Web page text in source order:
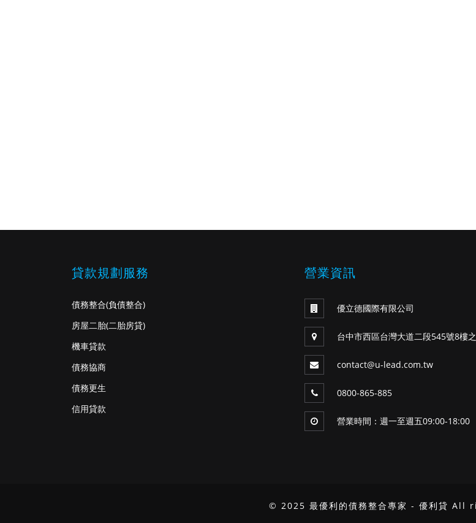
貸款規劃服務
債務整合(負債整合)
房屋二胎(二胎房貸)
機車貸款
債務協商
債務更生
信用貸款
營業資訊
優立德國際有限公司
台中市西區台灣大道二段545號8樓
contact@u-lead.com.tw
0800-865-885
營業時間：週一至週五09:00-18:00
© 2025 最優利的債務整合專家 - 優利貸